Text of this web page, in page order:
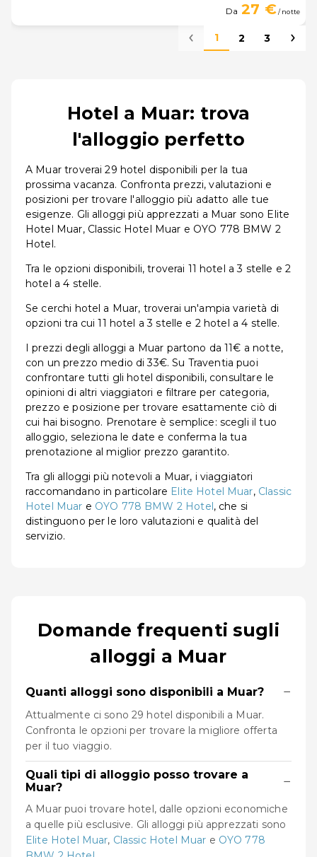
Da 27 €/ notte
1 2 3
Hotel a Muar: trova
l'alloggio perfetto
A Muar troverai 29 hotel disponibili per la tua
prossima vacanza. Confronta prezzi, valutazioni e
posizioni per trovare l'alloggio più adatto alle tue
esigenze. Gli alloggi più apprezzati a Muar sono Elite
Hotel Muar, Classic Hotel Muar e OYO 778 BMW 2
Hotel.
Tra le opzioni disponibili, troverai 11 hotel a 3 stelle e 2
hotel a 4 stelle.
Se cerchi hotel a Muar, troverai un'ampia varietà di
opzioni tra cui 11 hotel a 3 stelle e 2 hotel a 4 stelle.
I prezzi degli alloggi a Muar partono da 11€ a notte,
con un prezzo medio di 33€. Su Traventia puoi
confrontare tutti gli hotel disponibili, consultare le
opinioni di altri viaggiatori e filtrare per categoria,
prezzo e posizione per trovare esattamente ciò di
cui hai bisogno. Prenotare è semplice: scegli il tuo
alloggio, seleziona le date e conferma la tua
prenotazione al miglior prezzo garantito.
Tra gli alloggi più notevoli a Muar, i viaggiatori
raccomandano in particolare Elite Hotel Muar, Classic
Hotel Muar e OYO 778 BMW 2 Hotel, che si
distinguono per le loro valutazioni e qualità del
servizio.
Domande frequenti sugli
alloggi a Muar
Quanti alloggi sono disponibili a Muar? −
Attualmente ci sono 29 hotel disponibili a Muar.
Confronta le opzioni per trovare la migliore offerta
per il tuo viaggio.
Quali tipi di alloggio posso trovare a
Muar?
−
A Muar puoi trovare hotel, dalle opzioni economiche
a quelle più esclusive. Gli alloggi più apprezzati sono
Elite Hotel Muar, Classic Hotel Muar e OYO 778